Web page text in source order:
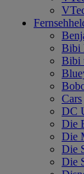
Bibi
Bibi
Cars
DC
Die
Die
Die
Die